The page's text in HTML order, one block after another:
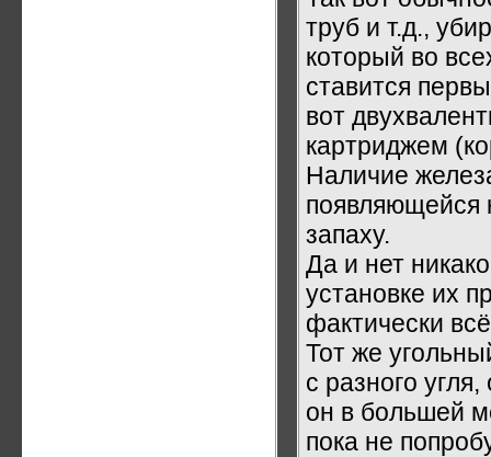
труб и т.д.,
который во
ставится
вот
картриджем
Наличие
появляющейся
запаху.
Да и нет
установке их
фактически
Тот же
с разного
он в большей
пока не